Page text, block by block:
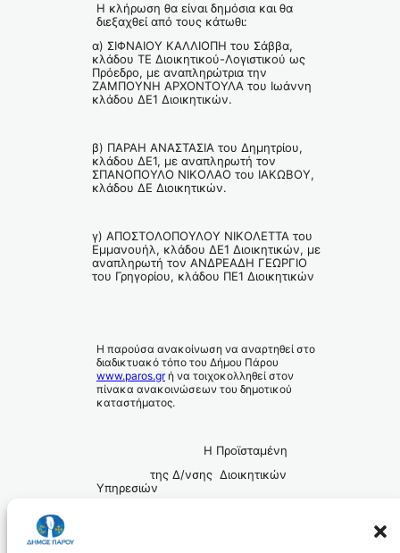
Η κλήρωση θα είναι δημόσια και θα
διεξαχθεί από τους κάτωθι:
α) ΣΙΦΝΑΙΟΥ ΚΑΛΛΙΟΠΗ του Σάββα,
κλάδου ΤΕ Διοικητικού-Λογιστικού ως
Πρόεδρο, με αναπληρώτρια την
ΖΑΜΠΟΥΝΗ ΑΡΧΟΝΤΟΥΛΑ του Ιωάννη
κλάδου ΔΕ1 Διοικητικών.
β) ΠΑΡΑΗ ΑΝΑΣΤΑΣΙΑ του Δημητρίου,
κλάδου ΔΕ1, με αναπληρωτή τον
ΣΠΑΝΟΠΟΥΛΟ ΝΙΚΟΛΑΟ του ΙΑΚΩΒΟΥ,
κλάδου ΔΕ Διοικητικών.
γ) ΑΠΟΣΤΟΛΟΠΟΥΛΟΥ ΝΙΚΟΛΕΤΤΑ του
Εμμανουήλ, κλάδου ΔΕ1 Διοικητικών, με
αναπληρωτή τον ΑΝΔΡΕΑΔΗ ΓΕΩΡΓΙΟ
του Γρηγορίου, κλάδου ΠΕ1 Διοικητικών
Η παρούσα ανακοίνωση να αναρτηθεί στο
διαδικτυακό τόπο του Δήμου Πάρου
www.paros.grή να τοιχοκολληθεί στον
πίνακα ανακοινώσεων του δημοτικού
καταστήματος.
Η Προϊσταμένη
της Δ/νσης Διοικητικών
Υπηρεσιών